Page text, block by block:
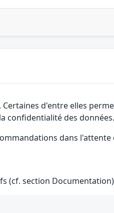
d'entre elles
confidentialité des données.
dans
(cf. section